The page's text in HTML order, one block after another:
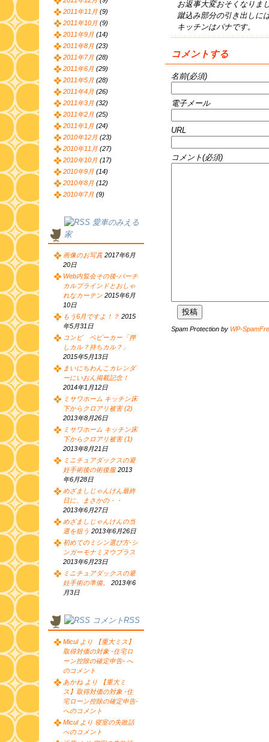
お返事大変おそくなりま
蹴込み部分の引き出しに
キッチンはパナです。
コメントする
名前(必須)
電子メール
URL
コメント(必須)
Spam Protection by WP-
2011年11月 (9)
2011年10月 (9)
2011年9月 (14)
2011年8月 (23)
2011年7月 (28)
2011年6月 (29)
2011年5月 (28)
2011年4月 (26)
2011年3月 (32)
2011年2月 (25)
2011年1月 (24)
2010年12月 (23)
2010年11月 (27)
2010年10月 (17)
2010年9月 (14)
2010年8月 (12)
2010年7月 (9)
愛車のみえる
家
画像のお写真 2017年6月
20日
Web内覧会その後-バーチ
カルブラインドとおしゃ
れなカーテン 2015年6月
10日
もう6月ですよ！？ 2015
年5月31日
コンビ ベビーカー「押
しカル？持ちカル？」
2015年5月13日
まいにちわんこカレンダ
ーにいおん掲載記念！
2014年1月12日
ミサワホーム キッチン床
下からクロアリ被害 (2)
2013年8月26日
ミサワホーム キッチン床
下からクロアリ被害 (1)
2013年8月21日
ミニチュアダックスの避
妊手術後の術後服 2013
年6月28日
めざましじゃんけん最終
日に、まさかの・・
2013年6月27日
めざましじゃんけんの当
選を狙う 2013年6月26日
初めてのミシン選び方-シ
ンガーモナミヌウプラス
2013年6月23日
ミニチュアダックスの避
妊手術の準備。
2013年6
月3日
コメントRSS
Micul より 【重大ミス】
取得対価の対象 -住宅ロ
ーン控除の確定申告- へ
のコメント
あかね より 【重大ミ
ス】取得対価の対象 -住
宅ローン控除の確定申告-
へのコメント
Micul より 寝室の失敗話
へのコメント